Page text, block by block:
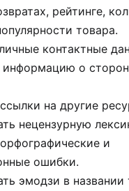
рейтинге,
товара.
контактные
информацию о
на другие
нецензурную
и
ошибки.
эмодзи в названии